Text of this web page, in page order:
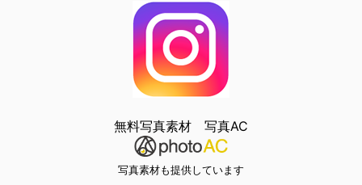
無料写真素材 写真AC
写真素材も提供しています